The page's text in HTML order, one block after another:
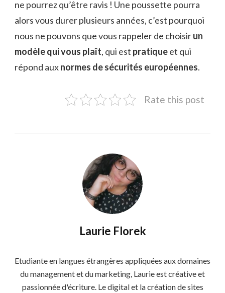
ne pourrez qu’être ravis ! Une poussette pourra
alors vous durer plusieurs années, c’est pourquoi
nous ne pouvons que vous rappeler de choisirun
modèle qui vous plaît, qui est pratiqueet qui
répond auxnormes de sécurités européennes.
Rate this post
Laurie Florek
Etudiante en langues étrangères appliquées aux domaines
du management et du marketing, Laurie est créative et
passionnée d'écriture. Le digital et la création de sites